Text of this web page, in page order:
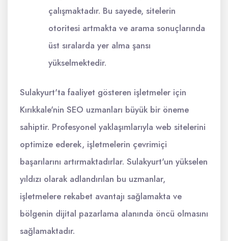
çalışmaktadır. Bu sayede, sitelerin
otoritesi artmakta ve arama sonuçlarında
üst sıralarda yer alma şansı
yükselmektedir.
Sulakyurt'ta faaliyet gösteren işletmeler için
Kırıkkale'nin SEO uzmanları büyük bir öneme
sahiptir. Profesyonel yaklaşımlarıyla web sitelerini
optimize ederek, işletmelerin çevrimiçi
başarılarını artırmaktadırlar. Sulakyurt'un yükselen
yıldızı olarak adlandırılan bu uzmanlar,
işletmelere rekabet avantajı sağlamakta ve
bölgenin dijital pazarlama alanında öncü olmasını
sağlamaktadır.